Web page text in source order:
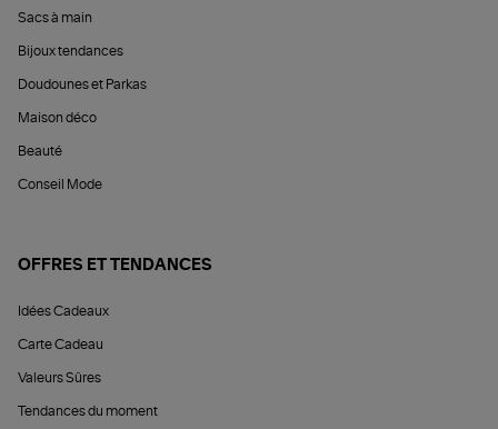
Sacs à main
Bijoux tendances
Doudounes et Parkas
Maison déco
Beauté
Conseil Mode
OFFRES ET TENDANCES
Idées Cadeaux
Carte Cadeau
Valeurs Sûres
Tendances du moment